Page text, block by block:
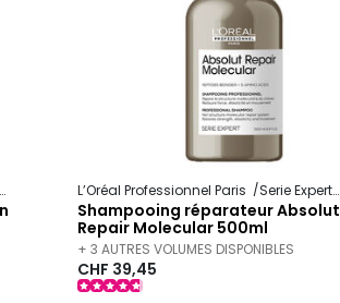
Keratin Alpha SleekL’Oréal Professionnel Paris Serie Expert
Shampooing réparateur Absolut
Repair Molecular 500ml
+ 3 AUTRES VOLUMES DISPONIBLES
CHF 39,45